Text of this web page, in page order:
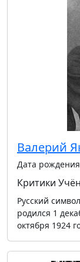
Валерий
Дата
Критики
Русский
родился 1
октября 1924